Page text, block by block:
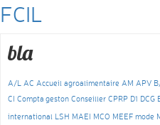
FCIL
bla
A/L AC Accueil agroalimentaire AM APV
CI Compta geston Conseiller CPRP D1 DCG
international LSH MAEI MCO MEEF mode